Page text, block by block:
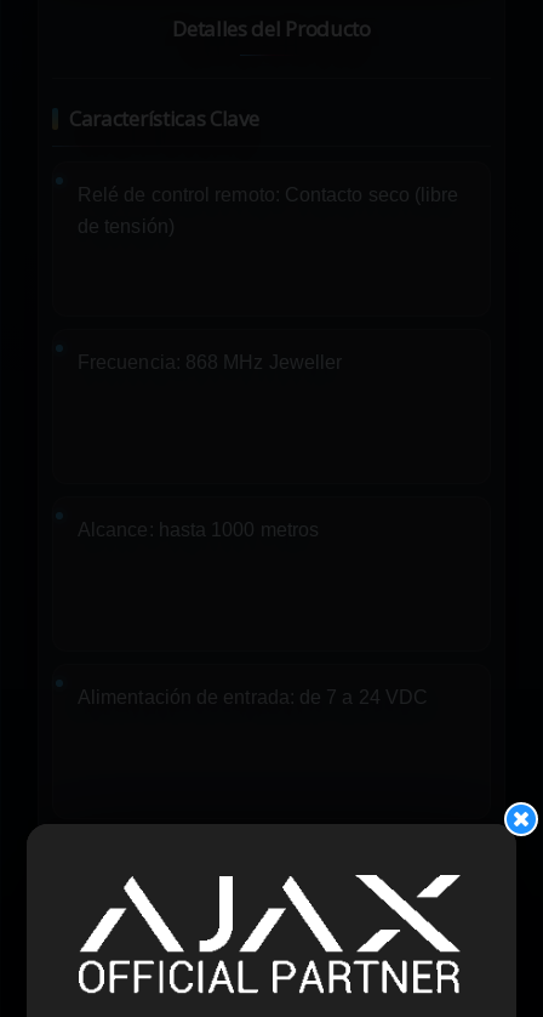
Detalles del Producto
Características Clave
Relé de control remoto: Contacto seco (libre
de tensión)
Frecuencia: 868 MHz Jeweller
Alcance: hasta 1000 metros
Alimentación de entrada: de 7 a 24 VDC